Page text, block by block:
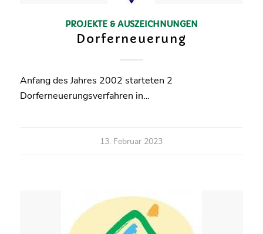
PROJEKTE & AUSZEICHNUNGEN
Dorferneuerung
Anfang des Jahres 2002 starteten 2
Dorferneuerungsverfahren in…
13. Februar 2023